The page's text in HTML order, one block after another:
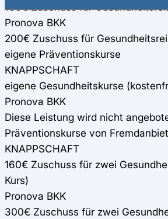
160€ Zuschuss für
Pronova BKK
200€ Zuschuss für
eigene Präventionskurse
KNAPPSCHAFT
eigene Gesundheitskurse
Pronova BKK
Diese Leistung wird nicht
Präventionskurse von
KNAPPSCHAFT
160€ Zuschuss für zwei
Kurs)
Pronova BKK
300€ Zuschuss für zwei